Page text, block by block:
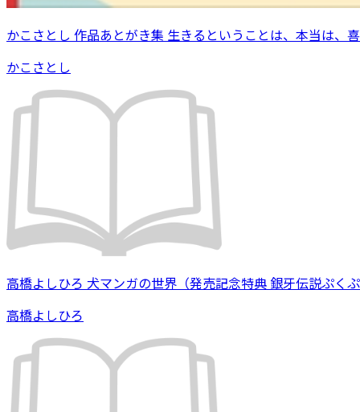
かこさとし 作品あとがき集 生きるということは、本当は、
かこさとし
高橋よしひろ 犬マンガの世界（発売記念特典 銀牙伝説ぷく
高橋よしひろ